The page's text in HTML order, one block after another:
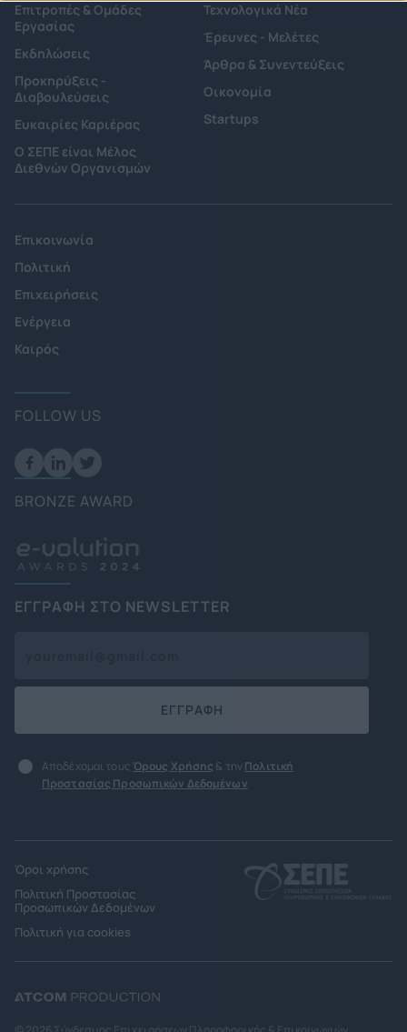
Επιτροπές & Ομάδες
Εργασίας
Εκδηλώσεις
Προκηρύξεις -
Διαβουλεύσεις
Ευκαιρίες Καριέρας
Ο ΣΕΠΕ είναι Μέλος
Διεθνών Οργανισμών
Τεχνολογικά Νέα
Έρευνες - Μελέτες
Άρθρα & Συνεντεύξεις
Οικονομία
Startups
Επικοινωνία
Πολιτική
Επιχειρήσεις
Ενέργεια
Καιρός
FOLLOW US
BRONZE AWARD
ΕΓΓΡΑΦΗ ΣΤΟ NEWSLETTER
ΕΓΓΡΑΦΗ
Αποδέχομαι τους Όρους Χρήσης & την Πολιτική
Προστασίας Προσωπικών Δεδομένων
Όροι χρήσης
Πολιτική Προστασίας
Προσωπικών Δεδομένων
Πολιτική για cookies